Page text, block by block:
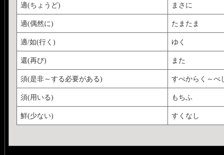
適(ちょうど) まさに
適(偶然に) たまたま
適/如(行く) ゆく
還(再び) また
須(是非～する必要がある) すべからく～べ
須(用いる) もちふ
鮮(少ない) すくなし